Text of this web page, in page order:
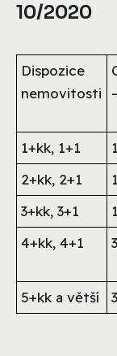
10/2020
Dispozice
nemovitosti
1+kk, 1+1
2+kk, 2+1
3+kk, 3+1
4+kk, 4+1
5+kk a větší